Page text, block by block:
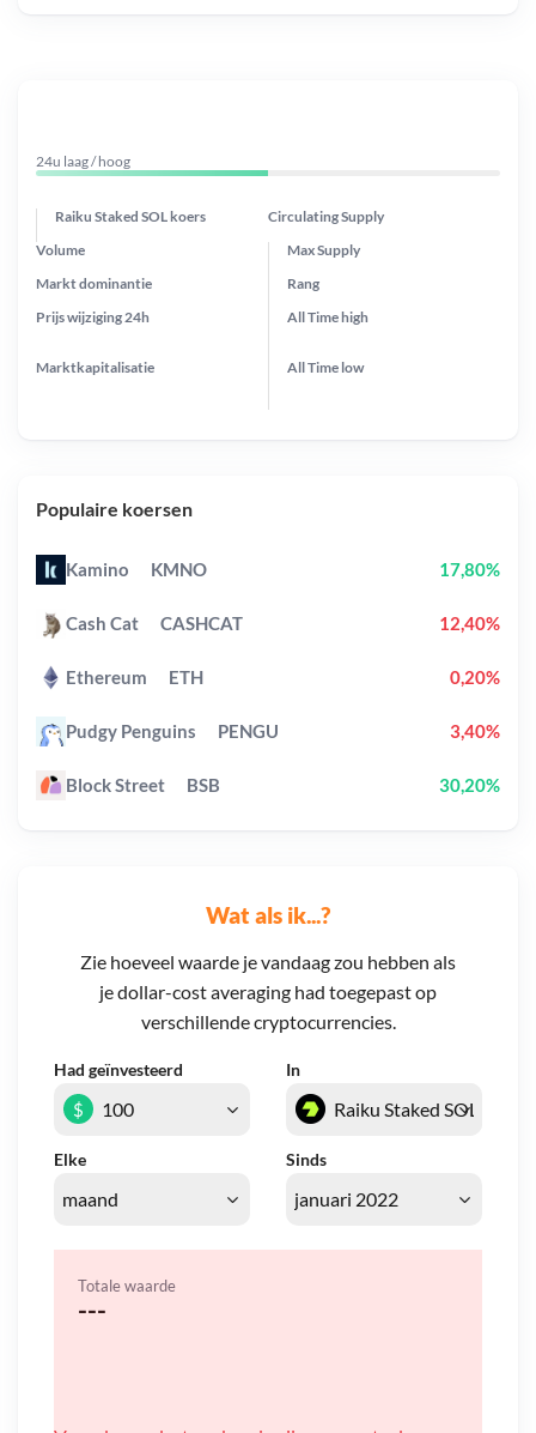
Wat als ik...?
Zie hoeveel waarde je vandaag zou hebben als
je dollar-cost averaging had toegepast op
verschillende cryptocurrencies.
Had geïnvesteerd In
Elke Sinds
$
Totale waarde
---
24u laag / hoog
Raiku Staked SOL koers Circulating Supply
Prijs wijziging 24h
Max Supply
Markt dominantie
Marktkapitalisatie
Volume
Rang
All Timehigh
All Time low
Populaire koersen
Kamino KMNO 17,80%
Cash Cat CASHCAT 12,40%
Ethereum ETH 0,20%
Pudgy Penguins PENGU 3,40%
Block Street BSB 30,20%